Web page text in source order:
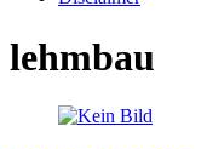
lehmbau